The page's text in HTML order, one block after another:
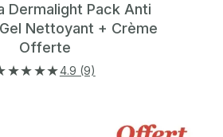
Dermalight Pack Anti
Nettoyant + Crème
Offerte
4.9 (9)